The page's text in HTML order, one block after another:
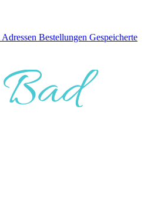
Adressen Bestellungen Gespeicherte